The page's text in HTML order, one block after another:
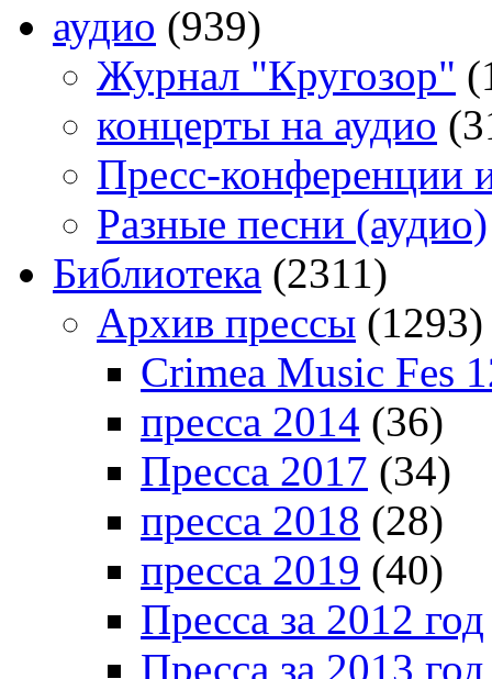
аудио (939)
Журнал "Кругозор"
концерты на аудио
Пресс-конференции
Разные песни (аудио)
Библиотека (2311)
Архив прессы (1293)
Crimea Music Fes
пресса 2014 (36)
Пресса 2017 (34)
пресса 2018 (28)
пресса 2019 (40)
Пресса за 2012 год
Пресса за 2013 год